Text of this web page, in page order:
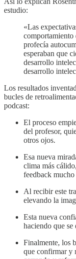
estudio:
«Las
comportamiento
profecía
esperaban que
desarrollo
desarrollo
Los resultados
bucles de
podcast:
El proceso
del profesor,
otros ojos.
Esa nueva
clima más
feedback
Al recibir este
elevando la
Esta nueva
haciendo que se
Finalmente, los
que confirmar y